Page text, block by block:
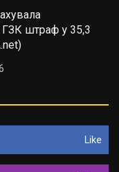
штраф у 35,3
Like